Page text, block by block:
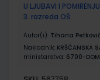
U LJUBAVI I
3. razreda OŠ
Autor(i): Tihana
Nakladnik: KRŠĆANSKA
ministarstva: 6700-DOM